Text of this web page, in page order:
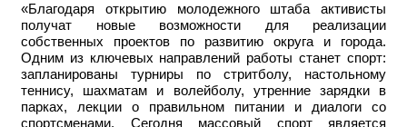
«Благодаря открытию молодежного штаба активисты
получат новые возможности для реализации
собственных проектов по развитию округа и города.
Одним из ключевых направлений работы станет спорт:
запланированы турниры по стритболу, настольному
теннису, шахматам и волейболу, утренние зарядки в
парках, лекции о правильном питании и диалоги со
спортсменами. Сегодня массовый спорт является